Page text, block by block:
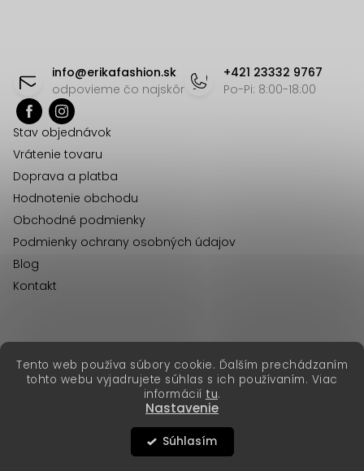
Tento web používa súbory cookie. Ďalším prechádzaním
tohto webu vyjadrujete súhlas s ich používaním. Viac
informácií tu.
Nastavenie
Súhlasím
info@erikafashion.sk
odpovieme čo najskôr
+421 23332 9767
Po-Pi: 8:00-18:00
Stav objednávok
Vrátenie tovaru
Doprava a platba
Hodnotenie obchodu
Obchodné podmienky
Podmienky ochrany osobných údajov
Blog
Kontakt
Vytvoril Shoptet Premium
Copyright 2026Erika Fashion. Všetky práva vyhradené.
erikafashion.cz